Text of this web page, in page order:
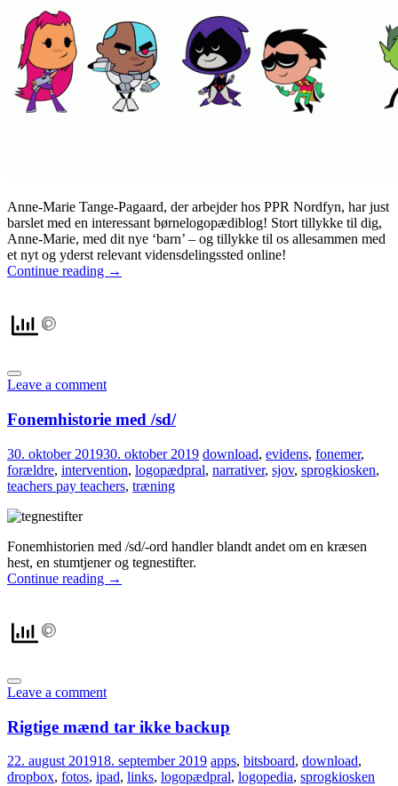
Anne-Marie Tange-Pagaard, der arbejder hos PPR Nordfyn, har just
barslet med en interessant børnelogopædiblog! Stort tillykke til dig,
Anne-Marie, med dit nye ‘barn’ – og tillykke til os allesammen med
et nyt og yderst relevant vidensdelingssted online!
Continue reading →
Leave a comment
Fonemhistorie med /sd/
30. oktober 201930. oktober 2019 download, evidens, fonemer,
forældre, intervention, logopædpral, narrativer, sjov, sprogkiosken,
teachers pay teachers, træning
Fonemhistorien med /sd/-ord handler blandt andet om en kræsen
hest, en stumtjener og tegnestifter.
Continue reading →
Leave a comment
Rigtige mænd tar ikke backup
22. august 201918. september 2019 apps, bitsboard, download,
dropbox, fotos, ipad, links, logopædpral, logopedia, sprogkiosken